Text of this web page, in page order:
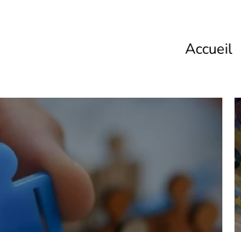
Accueil